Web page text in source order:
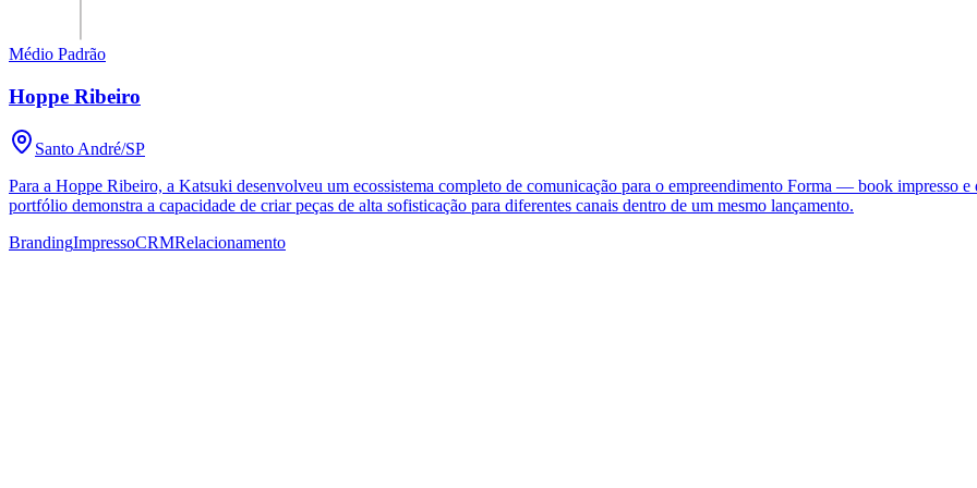
Médio Padrão
Hoppe Ribeiro
Santo André/SP
Para a Hoppe Ribeiro, a Katsuki desenvolveu um ecossistema completo de comunicação para o empreendimento Forma — book impresso
portfólio demonstra a capacidade de criar peças de alta sofisticação para diferentes canais dentro de um mesmo lançamento.
BrandingImpressoCRMRelacionamento